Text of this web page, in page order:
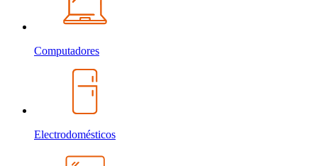
Computadores
Electrodomésticos